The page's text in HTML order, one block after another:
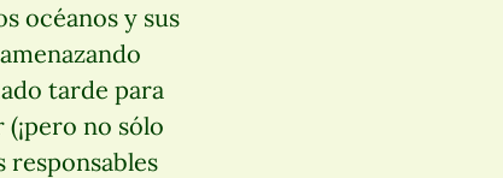
océanos y sus
tarde para
no sólo
responsables